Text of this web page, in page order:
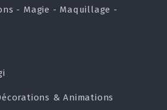
- Magie - Maquillage -
& Animations